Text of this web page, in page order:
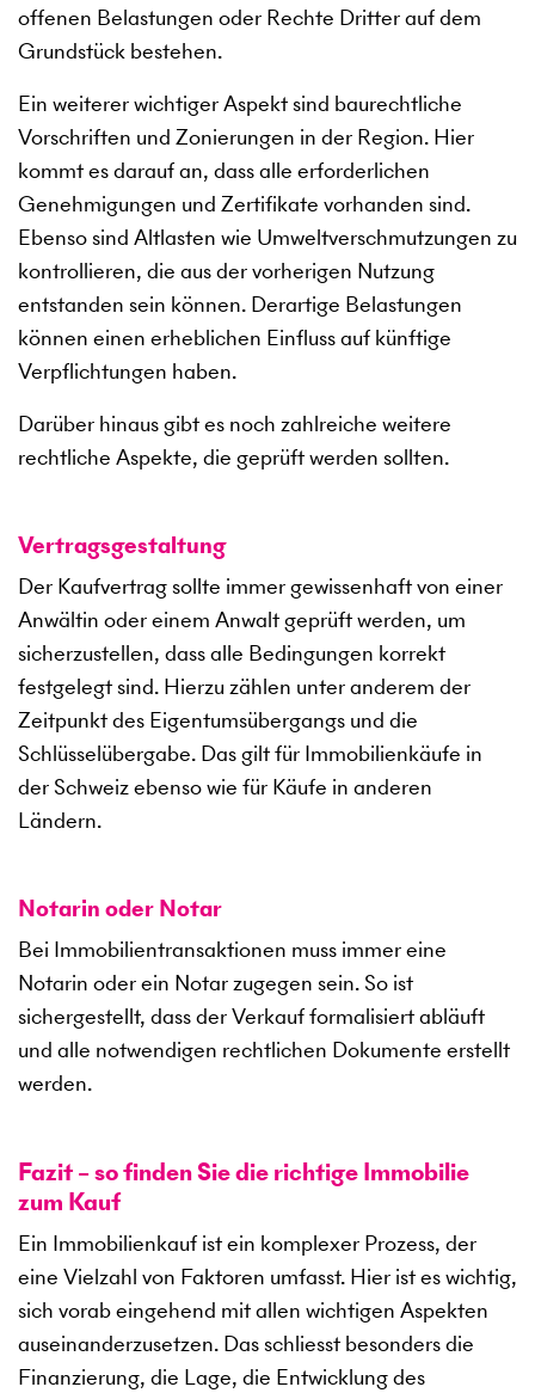
offenen Belastungen oder Rechte Dritter auf dem
Grundstück bestehen.
Ein weiterer wichtiger Aspekt sind baurechtliche
Vorschriften und Zonierungen in der Region. Hier
kommt es darauf an, dass alle erforderlichen
Genehmigungen und Zertifikate vorhanden sind.
Ebenso sind Altlasten wie Umweltverschmutzungen zu
kontrollieren, die aus der vorherigen Nutzung
entstanden sein können. Derartige Belastungen
können einen erheblichen Einfluss auf künftige
Verpflichtungen haben.
Darüber hinaus gibt es noch zahlreiche weitere
rechtliche Aspekte, die geprüft werden sollten.
Vertragsgestaltung
Der Kaufvertrag sollte immer gewissenhaft von einer
Anwältin oder einem Anwalt geprüft werden, um
sicherzustellen, dass alle Bedingungen korrekt
festgelegt sind. Hierzu zählen unter anderem der
Zeitpunkt des Eigentumsübergangs und die
Schlüsselübergabe. Das gilt für Immobilienkäufe in
der Schweiz ebenso wie für Käufe in anderen
Ländern.
Notarin oder Notar
Bei Immobilientransaktionen muss immer eine
Notarin oder ein Notar zugegen sein. So ist
sichergestellt, dass der Verkauf formalisiert abläuft
und alle notwendigen rechtlichen Dokumente erstellt
werden.
Fazit – so finden Sie die richtige Immobilie
zum Kauf
Ein Immobilienkauf ist ein komplexer Prozess, der
eine Vielzahl von Faktoren umfasst. Hier ist es wichtig,
sich vorab eingehend mit allen wichtigen Aspekten
auseinanderzusetzen. Das schliesst besonders die
Finanzierung, die Lage, die Entwicklung des